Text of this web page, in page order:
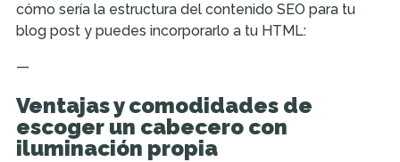
cómo sería la estructura del contenido SEO para tu
blog post y puedes incorporarlo a tu HTML:
—
Ventajas y comodidades de
escoger un cabecero con
iluminación propia